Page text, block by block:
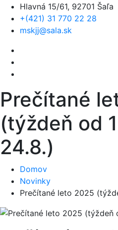
Hlavná 15/61, 92701 Šaľa
+(421) 31 770 22 28
mskjj@sala.sk
Prečítané
(týždeň od
24.8.)
Domov
Novinky
Prečítané leto 2025